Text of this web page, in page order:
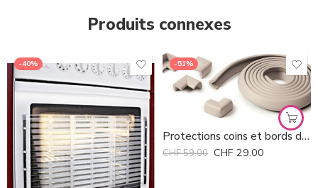
Produits connexes
-40% -51%
Protections coins et bords des tables Prince Lionheart *
CHF59.00 CHF 29.00